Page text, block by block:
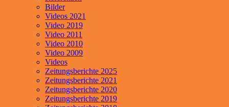
Bilder
Videos 2021
Video 2019
Video 2011
Video 2010
Video 2009
Videos
Zeitungsberichte 2025
Zeitungsberichte 2021
Zeitungsberichte 2020
Zeitungsberichte 2019